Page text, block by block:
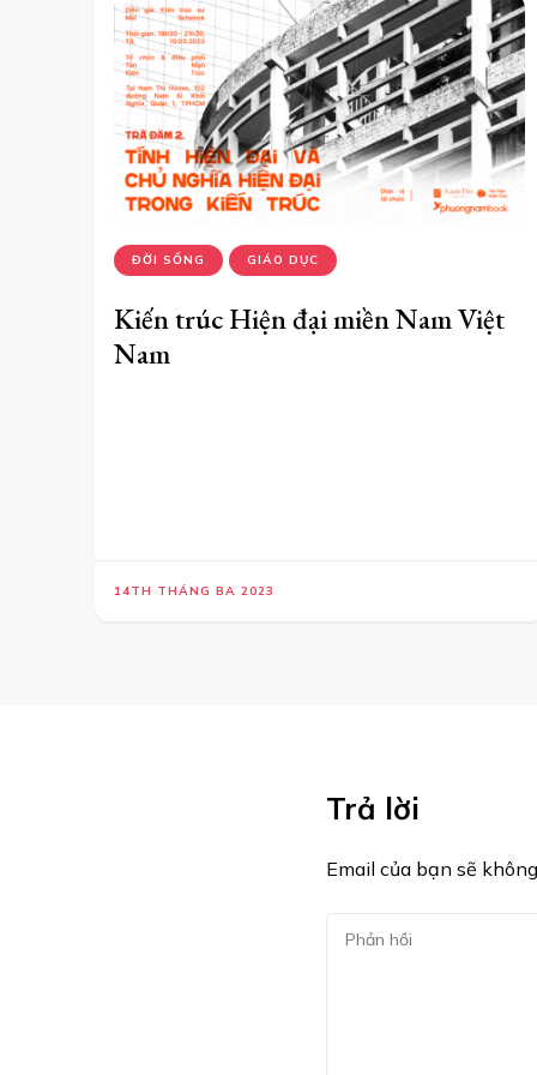
ĐỜI SỐNG GIÁO DỤC
Kiến trúc Hiện đại miền Nam Việt
Nam
14TH THÁNG BA 2023
Trả lời
Email của bạn sẽ